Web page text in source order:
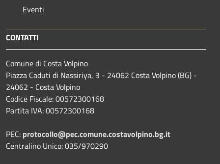
Eventi
CONTATTI
Comune di Costa Volpino
Piazza Caduti di Nassiriya, 3 - 24062 Costa Volpino (BG) -
24062 - Costa Volpino
Codice Fiscale: 00572300168
Partita IVA: 00572300168
PEC: protocollo@pec.comune.costavolpino.bg.it
Centralino Unico: 035/970290